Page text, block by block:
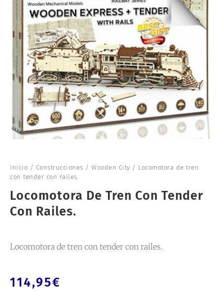
Inicio / Construcciones / Wooden City / Locomotora de tren
con tender con railes.
Locomotora De Tren Con Tender
Con Railes.
Locomotora de tren con tender con railes.
114,95€